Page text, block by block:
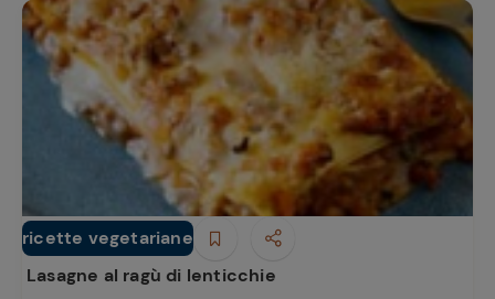
ricette vegetariane
Primi piatti
Lasagne al ragù di lenticchie